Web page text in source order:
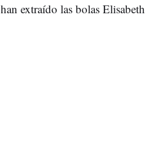
han extraído las bolas